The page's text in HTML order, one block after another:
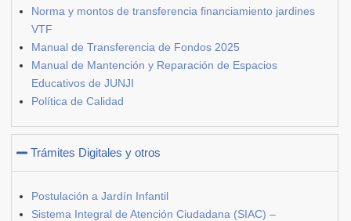
Norma y montos de transferencia financiamiento jardines
VTF
Manual de Transferencia de Fondos 2025
Manual de Mantención y Reparación de Espacios
Educativos de JUNJI
Política de Calidad
Trámites Digitales y otros
Postulación a Jardín Infantil
Sistema Integral de Atención Ciudadana (SIAC) –